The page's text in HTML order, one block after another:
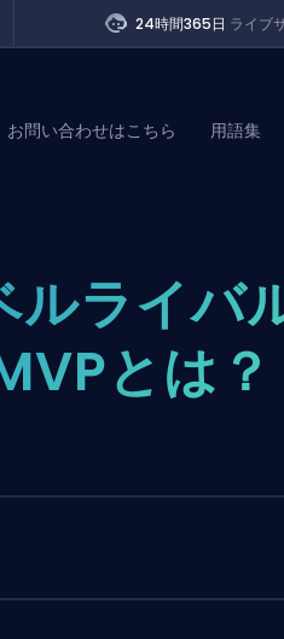
24時間365日 ライブ
お問い合わせはこちら 用語集
ルライバ
とは？